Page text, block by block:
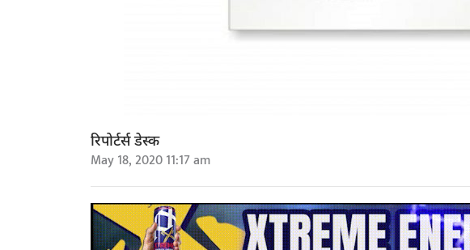
रिपोर्टर्स डेस्क
May 18, 2020 11:17 am